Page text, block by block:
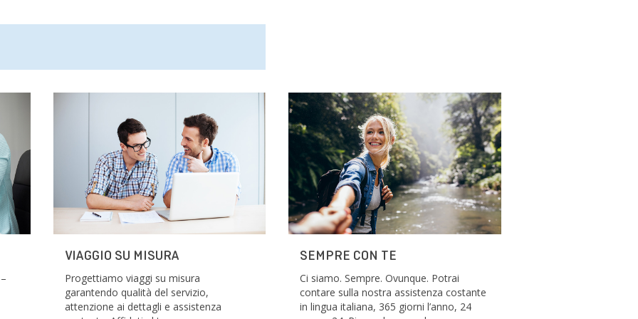
VIAGGIO SU MISURA
Progettiamo viaggi su misura
garantendo qualità del servizio,
attenzione ai dettagli e assistenza
SEMPRE CON TE
Ci siamo. Sempre. Ovunque. Potrai
contare sulla nostra assistenza costante
in lingua italiana, 365 giorni l’anno, 24